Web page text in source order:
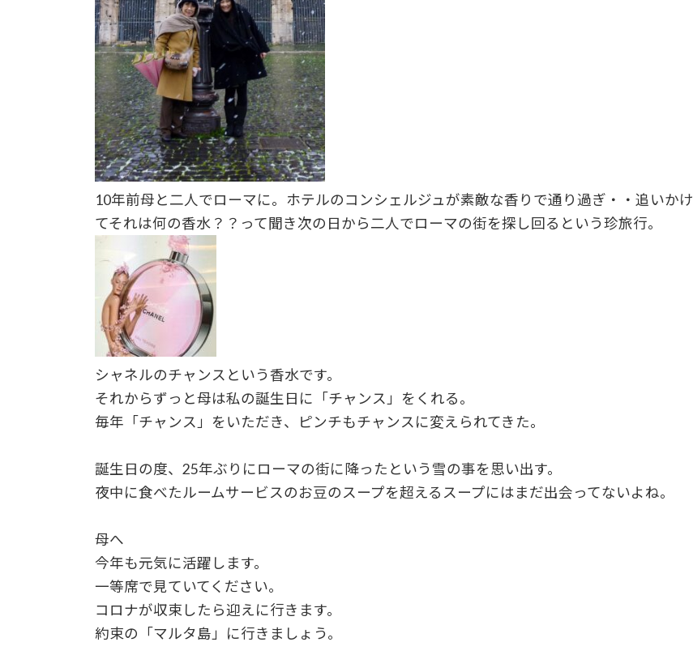
10年前母と二人でローマに。ホテルのコンシェルジュが素敵な香りで通り過ぎ・・追いかけ
てそれは何の香水？？って聞き次の日から二人でローマの街を探し回るという珍旅行。
シャネルのチャンスという香水です。
それからずっと母は私の誕生日に「チャンス」をくれる。
毎年「チャンス」をいただき、ピンチもチャンスに変えられてきた。
誕生日の度、25年ぶりにローマの街に降ったという雪の事を思い出す。
夜中に食べたルームサービスのお豆のスープを超えるスープにはまだ出会ってないよね。
母へ
今年も元気に活躍します。
一等席で見ていてください。
コロナが収束したら迎えに行きます。
約束の「マルタ島」に行きましょう。